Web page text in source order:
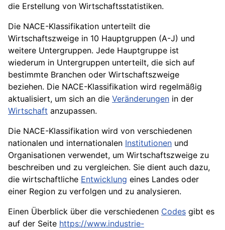
die Erstellung von Wirtschaftsstatistiken.
Die NACE-Klassifikation unterteilt die
Wirtschaftszweige in 10 Hauptgruppen (A-J) und
weitere Untergruppen. Jede Hauptgruppe ist
wiederum in Untergruppen unterteilt, die sich auf
bestimmte Branchen oder Wirtschaftszweige
beziehen. Die NACE-Klassifikation wird regelmäßig
aktualisiert, um sich an die Veränderungen in der
Wirtschaft anzupassen.
Die NACE-Klassifikation wird von verschiedenen
nationalen und internationalen Institutionen und
Organisationen verwendet, um Wirtschaftszweige zu
beschreiben und zu vergleichen. Sie dient auch dazu,
die wirtschaftliche Entwicklung eines Landes oder
einer Region zu verfolgen und zu analysieren.
Einen Überblick über die verschiedenen Codes gibt es
auf der Seite https://www.industrie-